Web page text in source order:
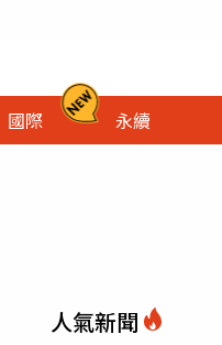
國際 永續
人氣新聞